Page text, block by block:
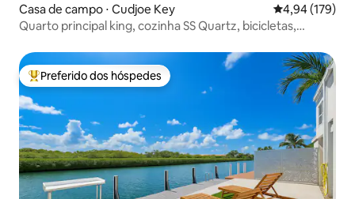
Casa de campo ⋅ Cudjoe Key 4,94 de uma
4,94 (179)
Quarto principal king, cozinha SS Quartz, bicicletas,
Entre os melhores preferidos dos hóspedes
Preferido dos hóspedes